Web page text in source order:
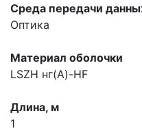
Среда передачи
Оптика
Материал оболочки
LSZH нг(А)-HF
Длина, м
1